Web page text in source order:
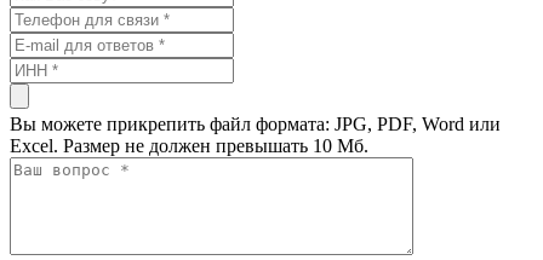
Вы можете прикрепить файл формата: JPG, PDF, Word или
Excel. Размер не должен превышать 10 Мб.